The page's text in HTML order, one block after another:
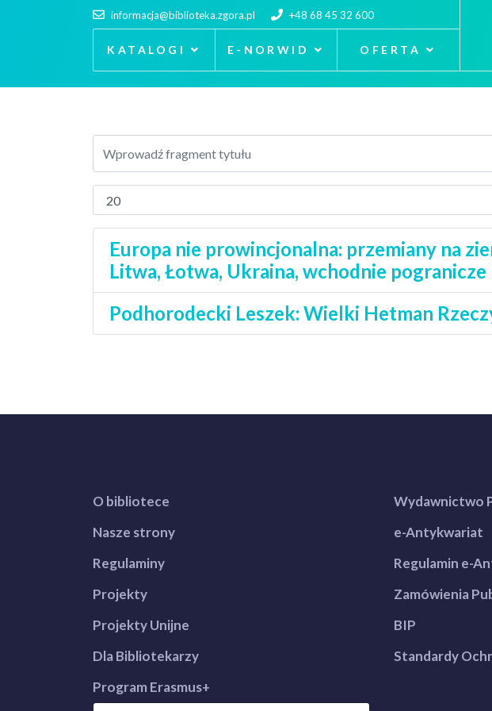
informacja@biblioteka.zgora.pl +48 68 45 32 600
KATALOGI E-NORWID OFERTA
Europa nie prowincjonalna: przemiany na
Litwa, Łotwa, Ukraina, wchodnie
Podhorodecki Leszek: Wielki Hetman
O bibliotece
Nasze strony
Regulaminy
Projekty
Projekty Unijne
Dla Bibliotekarzy
Program Erasmus+
Wydawnictwo
e-Antykwariat
Regulamin e-
Zamówienia
BIP
Standardy